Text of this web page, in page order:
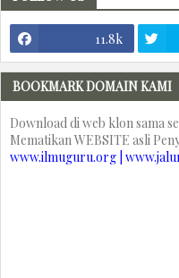
11.8k
BOOKMARK DOMAIN KAMI
Download di web klon sama
Mematikan WEBSITE asli
www.ilmuguru.org |